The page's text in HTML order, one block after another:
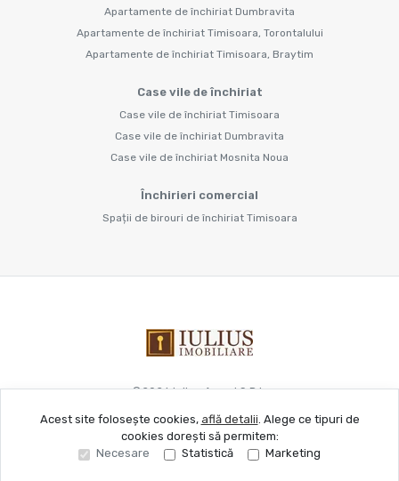
Apartamente de închiriat Dumbravita
Apartamente de închiriat Timisoara, Torontalului
Apartamente de închiriat Timisoara, Braytim
Case vile de închiriat
Case vile de închiriat Timisoara
Case vile de închiriat Dumbravita
Case vile de închiriat Mosnita Noua
Închirieri comercial
Spații de birouri de închiriat Timisoara
©2026Iulius Acord S.R.L.
Site creat în
Acest site folosește cookies, află detalii. Alege ce tipuri de
cookies dorești să permitem:
Necesare
Statistică Marketing